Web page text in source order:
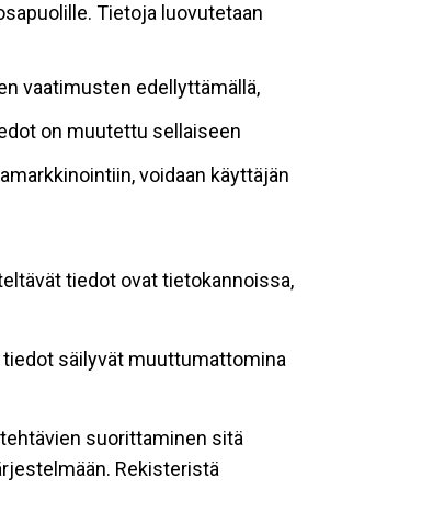
Tietoja luovutetaan
vaatimusten edellyttämällä,
on muutettu sellaiseen
voidaan käyttäjän
tiedot ovat tietokannoissa,
säilyvät muuttumattomina
suorittaminen sitä
Rekisteristä